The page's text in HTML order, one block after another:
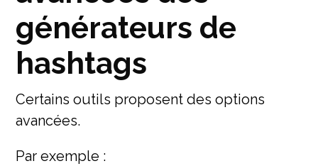
générateurs de
hashtags
Certains outils proposent des options
avancées.
Par exemple :